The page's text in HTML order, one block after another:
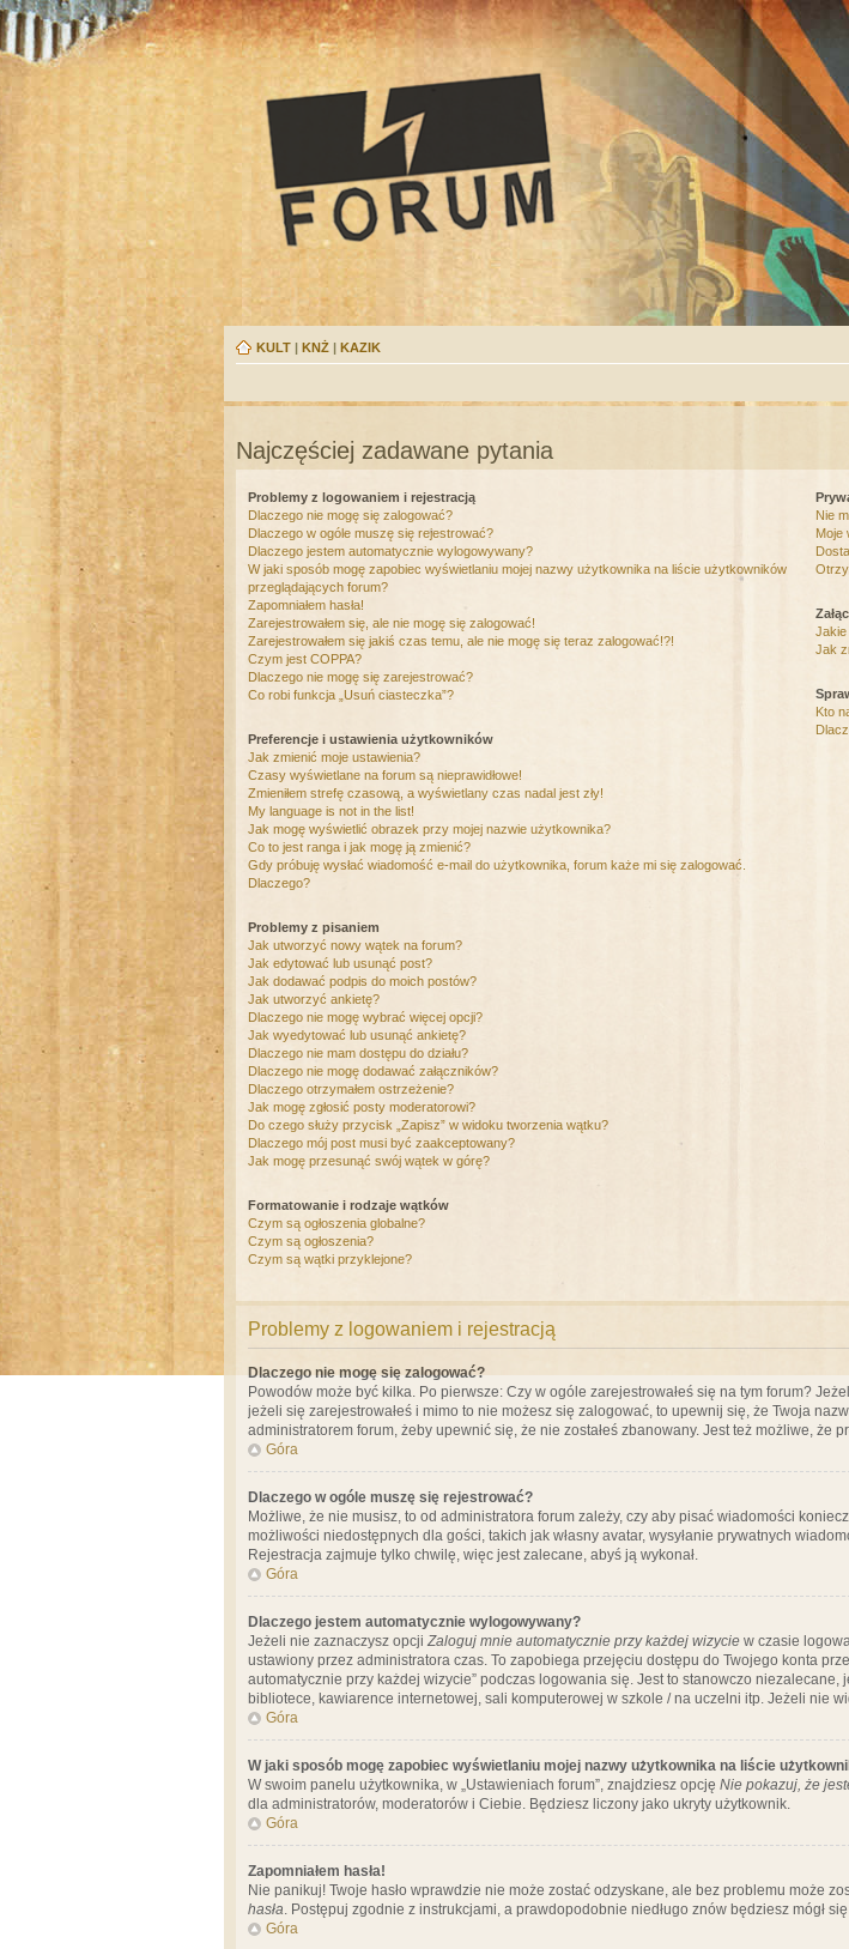
KULT | KNŻ | KAZIK
Najczęściej zadawane pytania
Problemy z logowaniem i rejestracją
Dlaczego nie mogę się zalogować?
Dlaczego w ogóle muszę się rejestrować?
Dlaczego jestem automatycznie wylogowywany?
W jaki sposób mogę zapobiec wyświetlaniu mojej nazwy użytkownika na liście użytkowników
przeglądających forum?
Zapomniałem hasła!
Zarejestrowałem się, ale nie mogę się zalogować!
Zarejestrowałem się jakiś czas temu, ale nie mogę się teraz zalogować!?!
Czym jest COPPA?
Dlaczego nie mogę się zarejestrować?
Co robi funkcja „Usuń ciasteczka”?
Preferencje i ustawienia użytkowników
Jak zmienić moje ustawienia?
Czasy wyświetlane na forum są nieprawidłowe!
Zmieniłem strefę czasową, a wyświetlany czas nadal jest zły!
My language is not in the list!
Jak mogę wyświetlić obrazek przy mojej nazwie użytkownika?
Co to jest ranga i jak mogę ją zmienić?
Gdy próbuję wysłać wiadomość e-mail do użytkownika, forum każe mi się zalogować.
Dlaczego?
Problemy z pisaniem
Jak utworzyć nowy wątek na forum?
Jak edytować lub usunąć post?
Jak dodawać podpis do moich postów?
Jak utworzyć ankietę?
Dlaczego nie mogę wybrać więcej opcji?
Jak wyedytować lub usunąć ankietę?
Dlaczego nie mam dostępu do działu?
Dlaczego nie mogę dodawać załączników?
Dlaczego otrzymałem ostrzeżenie?
Jak mogę zgłosić posty moderatorowi?
Do czego służy przycisk „Zapisz” w widoku tworzenia wątku?
Dlaczego mój post musi być zaakceptowany?
Jak mogę przesunąć swój wątek w górę?
Formatowanie i rodzaje wątków
Czym są ogłoszenia globalne?
Czym są ogłoszenia?
Czym są wątki przyklejone?
Nie
Moje
Jakie
Jak
Kto
Problemy z logowaniem i rejestracją
Dlaczego nie mogę się zalogować?
Powodów może być kilka. Po pierwsze: Czy w ogóle zarejestrowałeś się na tym forum?
jeżeli się zarejestrowałeś i mimo to nie możesz się zalogować, to upewnij się, że Twoja
administratorem forum, żeby upewnić się, że nie zostałeś zbanowany. Jest też możliwe, że
Góra
Dlaczego w ogóle muszę się rejestrować?
Możliwe, że nie musisz, to od administratora forum zależy, czy aby pisać wiadomości
możliwości niedostępnych dla gości, takich jak własny avatar, wysyłanie prywatnych
Rejestracja zajmuje tylko chwilę, więc jest zalecane, abyś ją wykonał.
Góra
Dlaczego jestem automatycznie wylogowywany?
Jeżeli nie zaznaczysz opcji Zaloguj mnie automatycznie przy każdej wizycie w czasie
ustawiony przez administratora czas. To zapobiega przejęciu dostępu do Twojego konta
automatycznie przy każdej wizycie” podczas logowania się. Jest to stanowczo
bibliotece, kawiarence internetowej, sali komputerowej w szkole / na uczelni itp. Jeżeli nie
Góra
W jaki sposób mogę zapobiec wyświetlaniu mojej nazwy użytkownika na liście
W swoim panelu użytkownika, w „Ustawieniach forum”, znajdziesz opcję Nie pokazuj, że
dla administratorów, moderatorów i Ciebie. Będziesz liczony jako ukryty użytkownik.
Góra
Zapomniałem hasła!
Nie panikuj! Twoje hasło wprawdzie nie może zostać odzyskane, ale bez problemu może
hasła. Postępuj zgodnie z instrukcjami, a prawdopodobnie niedługo znów będziesz mógł
Góra